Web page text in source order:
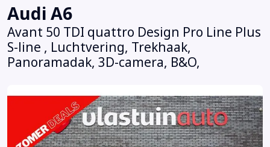
Audi A6
Avant 50 TDI quattro Design Pro Line Plus
S-line , Luchtvering, Trekhaak,
Panoramadak, 3D-camera, B&O,